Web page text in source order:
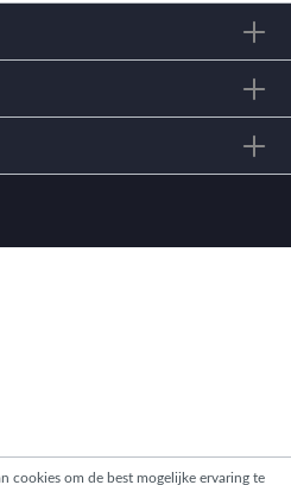
cookies om de best mogelijke ervaring te